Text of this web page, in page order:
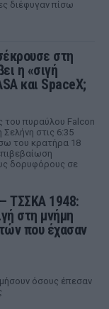
διέφυγαν πίσω
στη
η «σιγή
και SpaceX;
του πυραύλου Falcon
στις 6:35
του κρατήρα 18
δορυφόρους σε
ΤΣΣΚΑ 1948:
στη μνήμη
που έχασαν
όσους έπεσαν